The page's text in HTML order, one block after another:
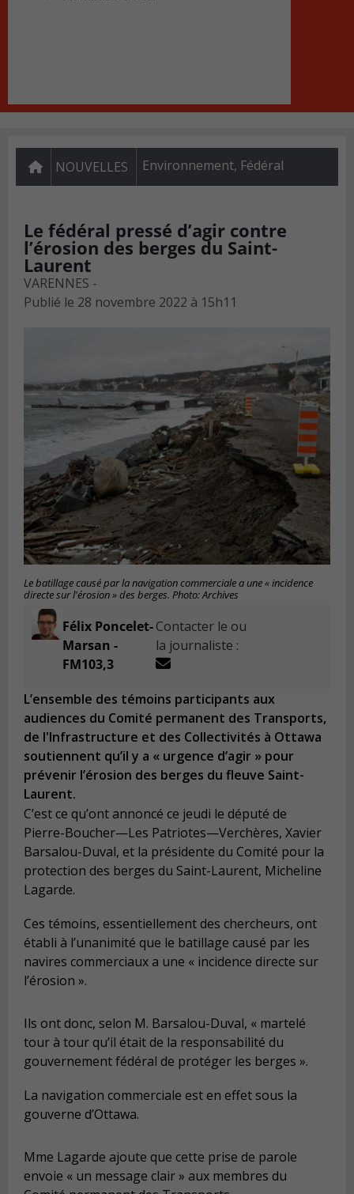
NOUVELLES Environnement, Fédéral
Le fédéral pressé d’agir contre
l’érosion des berges du Saint-
Laurent
VARENNES -
Publié le 28 novembre 2022 à 15h11
Le batillage causé par la navigation commerciale a une « incidence
directe sur l'érosion » des berges. Photo: Archives
Félix Poncelet-
Marsan -
FM103,3
Contacter le ou
la journaliste :
L’ensemble des témoins participants aux
audiences du Comité permanent des Transports,
de l'Infrastructure et des Collectivités à Ottawa
soutiennent qu’il y a « urgence d’agir » pour
prévenir l’érosion des berges du fleuve Saint-
Laurent.
C’est ce qu’ont annoncé ce jeudi le député de
Pierre-Boucher—Les Patriotes—Verchères, Xavier
Barsalou-Duval, et la présidente du Comité pour la
protection des berges du Saint-Laurent, Micheline
Lagarde.
Ces témoins, essentiellement des chercheurs, ont
établi à l’unanimité que le batillage causé par les
navires commerciaux a une « incidence directe sur
l’érosion ».
Ils ont donc, selon M. Barsalou-Duval, « martelé
tour à tour qu’il était de la responsabilité du
gouvernement fédéral de protéger les berges ».
La navigation commerciale est en effet sous la
gouverne d’Ottawa.
Mme Lagarde ajoute que cette prise de parole
envoie « un message clair » aux membres du